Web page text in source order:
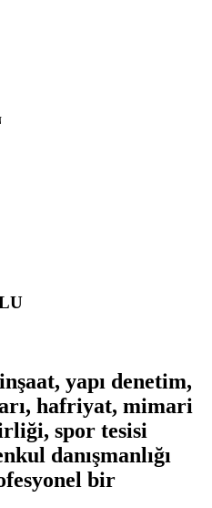
yapı denetim,
hafriyat, mimari
spor tesisi
danışmanlığı
bir